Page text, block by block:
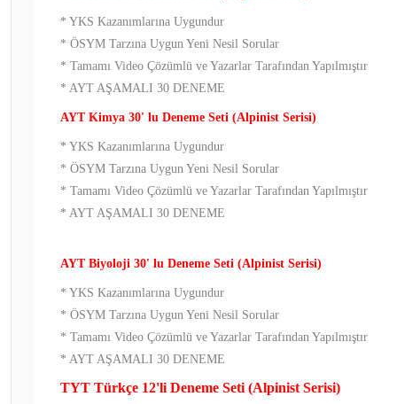
* YKS Kazanımlarına Uygundur
* ÖSYM Tarzına Uygun Yeni Nesil Sorular
* Tamamı Video Çözümlü ve Yazarlar Tarafından Yapılmıştır
* AYT AŞAMALI 30 DENEME
AYT Kimya 30' lu Deneme Seti (Alpinist Serisi)
* YKS Kazanımlarına Uygundur
* ÖSYM Tarzına Uygun Yeni Nesil Sorular
* Tamamı Video Çözümlü ve Yazarlar Tarafından Yapılmıştır
* AYT AŞAMALI 30 DENEME
AYT Biyoloji 30' lu Deneme Seti (Alpinist Serisi)
* YKS Kazanımlarına Uygundur
* ÖSYM Tarzına Uygun Yeni Nesil Sorular
* Tamamı Video Çözümlü ve Yazarlar Tarafından Yapılmıştır
* AYT AŞAMALI 30 DENEME
TYT Türkçe 12'li Deneme Seti (Alpinist Serisi)